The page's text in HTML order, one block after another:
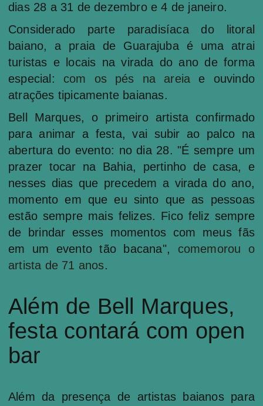
dias 28 a 31 de dezembro e 4 de janeiro.
Considerado parte paradisíaca do litoral
baiano, a praia de Guarajuba é uma atrai
turistas e locais na virada do ano de forma
especial: com os pés na areia e ouvindo
atrações tipicamente baianas.
Bell Marques, o primeiro artista confirmado
para animar a festa, vai subir ao palco na
abertura do evento: no dia 28. "É sempre um
prazer tocar na Bahia, pertinho de casa, e
nesses dias que precedem a virada do ano,
momento em que eu sinto que as pessoas
estão sempre mais felizes. Fico feliz sempre
de brindar esses momentos com meus fãs
em um evento tão bacana", comemorou o
artista de 71 anos.
Além de Bell Marques,
festa contará com open
bar
Além da presença de artistas baianos para